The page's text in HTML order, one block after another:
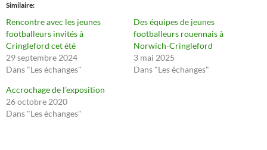
Similaire
Rencontre avec les jeunes
footballeurs invités à
Cringleford cet été
29 septembre 2024
Dans "Les échanges"
Des équipes de jeunes
footballeurs rouennais à
Norwich-Cringleford
3 mai 2025
Dans "Les échanges"
Accrochage de l’exposition
26 octobre 2020
Dans "Les échanges"